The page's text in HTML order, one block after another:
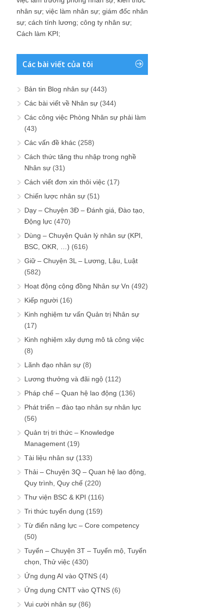
nhân sự; việc làm nhân sự; giám đốc nhân
sự; cách tính lương; công ty nhân sự;
Cách làm KPI;
Các bài viết của tôi
Bản tin Blog nhân sự (443)
Các bài viết về Nhân sự (344)
Các công việc Phòng Nhân sự phải làm
(43)
Các vấn đề khác (258)
Cách thức tăng thu nhập trong nghề
Nhân sự (31)
Cách viết đơn xin thôi việc (17)
Chiến lược nhân sự (51)
Dạy – Chuyện 3Đ – Đánh giá, Đào tạo,
Động lực (470)
Dùng – Chuyện Quản lý nhân sự (KPI,
BSC, OKR, …) (616)
Giữ – Chuyện 3L – Lương, Lậu, Luật
(582)
Hoạt động cộng đồng Nhân sự Vn (492)
Kiếp người (16)
Kinh nghiệm tư vấn Quản trị Nhân sự
(17)
Kinh nghiệm xây dựng mô tả công việc
(8)
Lãnh đạo nhân sự (8)
Lương thưởng và đãi ngộ (112)
Pháp chế – Quan hệ lao động (136)
Phát triển – đào tạo nhân sự nhân lực
(56)
Quản trị tri thức – Knowledge
Management (19)
Tài liệu nhân sự (133)
Thải – Chuyện 3Q – Quan hệ lao động,
Quy trình, Quy chế (220)
Thư viện BSC & KPI (116)
Tri thức tuyển dụng (159)
Từ điển năng lực – Core competency
(50)
Tuyển – Chuyện 3T – Tuyển mộ, Tuyển
chọn, Thử việc (430)
Ứng dụng AI vào QTNS (4)
Ứng dụng CNTT vào QTNS (6)
Vui cười nhân sự (86)